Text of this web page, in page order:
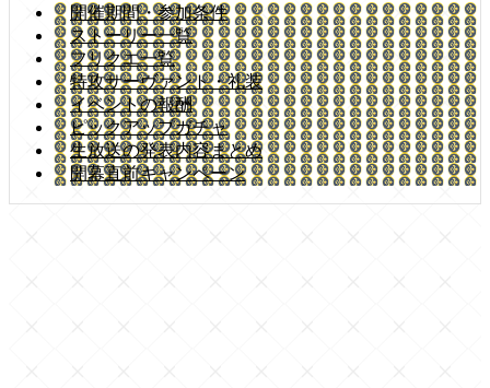
開催期間・参加条件
ストーリー一覧
フリクエ一覧
特攻サーヴァント・礼装
イベントの報酬
ピックアップガチャ
生放送の発表内容まとめ
開幕直前キャンペーン